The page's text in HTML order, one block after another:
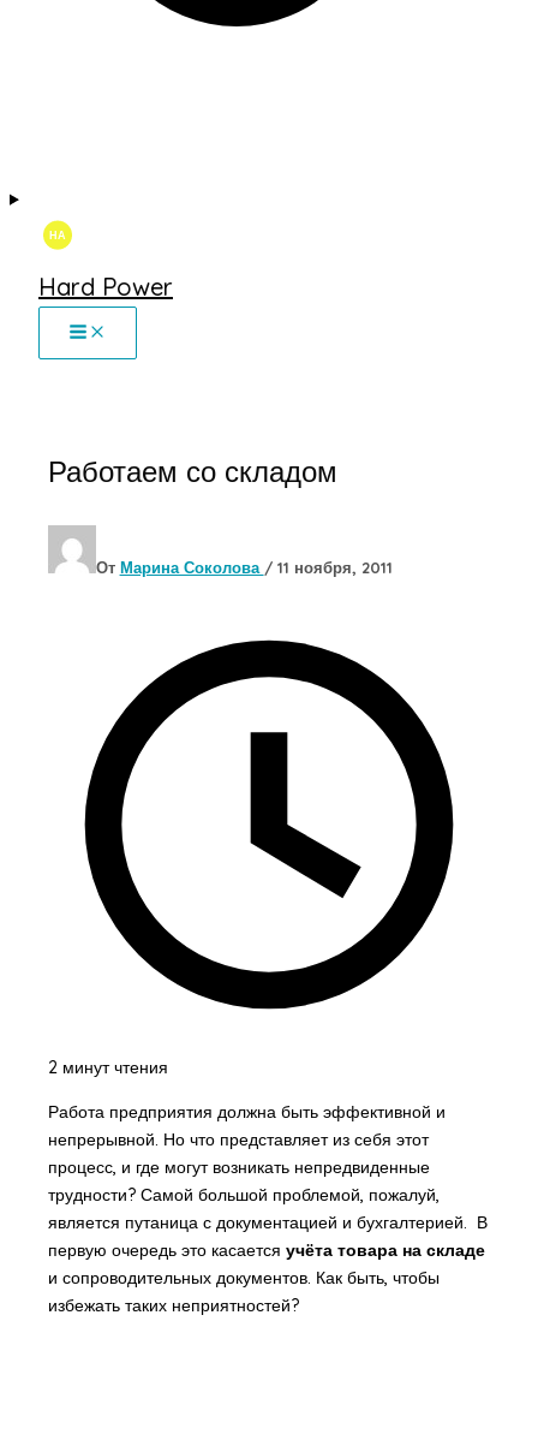
Hard Power
Работаем со складом
От Марина Соколова / 11 ноября, 2011
2 минут чтения
Работа предприятия должна быть эффективной и
непрерывной. Но что представляет из себя этот
процесс, и где могут возникать непредвиденные
трудности? Самой большой проблемой, пожалуй,
является путаница с документацией и бухгалтерией. В
первую очередь это касается учёта товара на складе
и сопроводительных документов. Как быть, чтобы
избежать таких неприятностей?